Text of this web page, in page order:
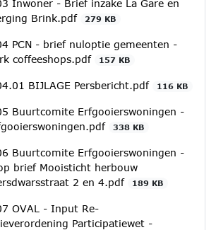
Inwoner - Brief inzake La Gare en
Brink.pdf
279 KB
PCN - brief nuloptie gemeenten -
coffeeshops.pdf
157 KB
BIJLAGE Persbericht.pdf 116 KB
Buurtcomite Erfgooierswoningen -
338 KB
Buurtcomite Erfgooierswoningen -
brief Mooisticht herbouw
2 en 4.pdf
189 KB
OVAL - Input Re-
Participatiewet -